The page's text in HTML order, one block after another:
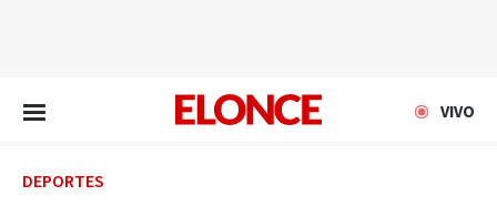
VIVO
DEPORTES